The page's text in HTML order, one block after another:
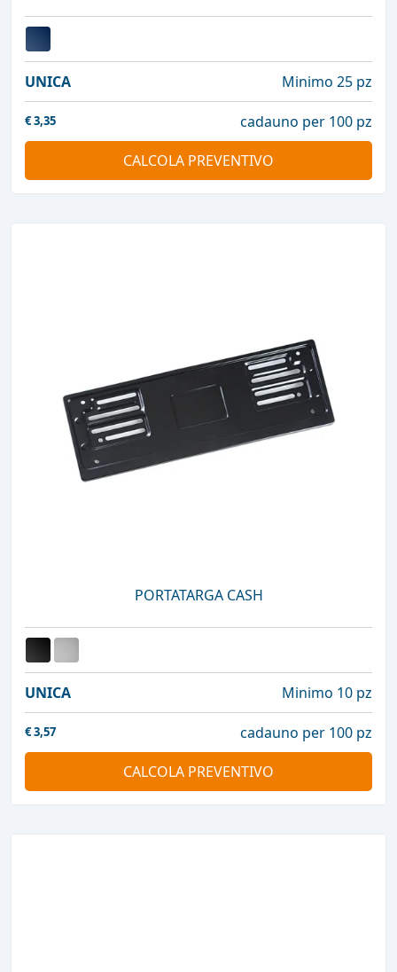
UNICA Minimo 25 pz
€3,35
cadauno per 100 pz
CALCOLA PREVENTIVO
PORTATARGA CASH
UNICA Minimo 10 pz
€3,57
cadauno per 100 pz
CALCOLA PREVENTIVO